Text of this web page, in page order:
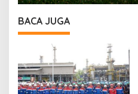
BACA JUGA